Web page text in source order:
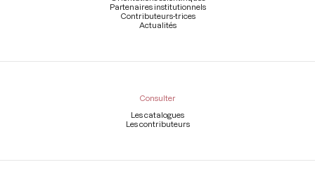
Partenaires institutionnels
Contributeurs-trices
Actualités
Consulter
Les catalogues
Les contributeurs